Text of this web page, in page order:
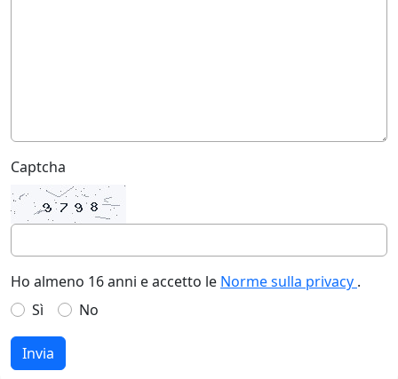
Captcha
Ho almeno 16 anni e accetto le Norme sulla privacy .
Sì
No
Invia